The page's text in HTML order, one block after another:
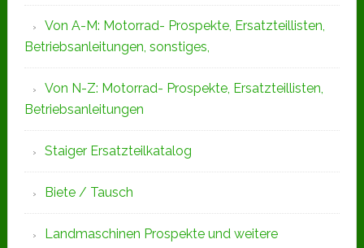
Von A-M: Motorrad- Prospekte, Ersatzteillisten,
Betriebsanleitungen, sonstiges,
Von N-Z: Motorrad- Prospekte, Ersatzteillisten,
Betriebsanleitungen
Staiger Ersatzteilkatalog
Biete / Tausch
Landmaschinen Prospekte und weitere